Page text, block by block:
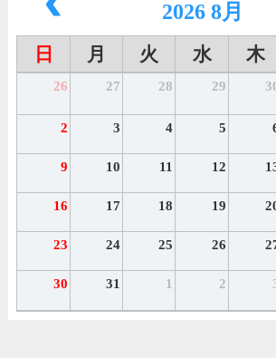
2026 8月
日 月 火 水 木
26 27 28 29
2 3 4 5
9 10 11 12
16 17 18 19
23 24 25 26
30 31 1 2